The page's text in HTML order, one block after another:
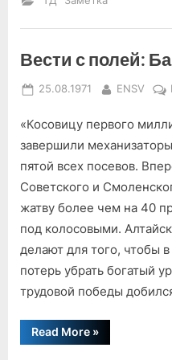
Вести с полей:
Posted
25.08.1971 By
ENSV
«Косовицу первого
завершили
пятой всех посевов.
Советского и
жатву более чем на 40
под колосовыми.
делают для того, чтобы
потерь убрать богатый
трудовой победы
Read More“Вести
с
»